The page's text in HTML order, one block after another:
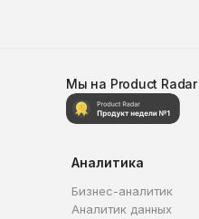
Мы на Product Radar
Аналитика
Бизнес-аналитик
Аналитик данных